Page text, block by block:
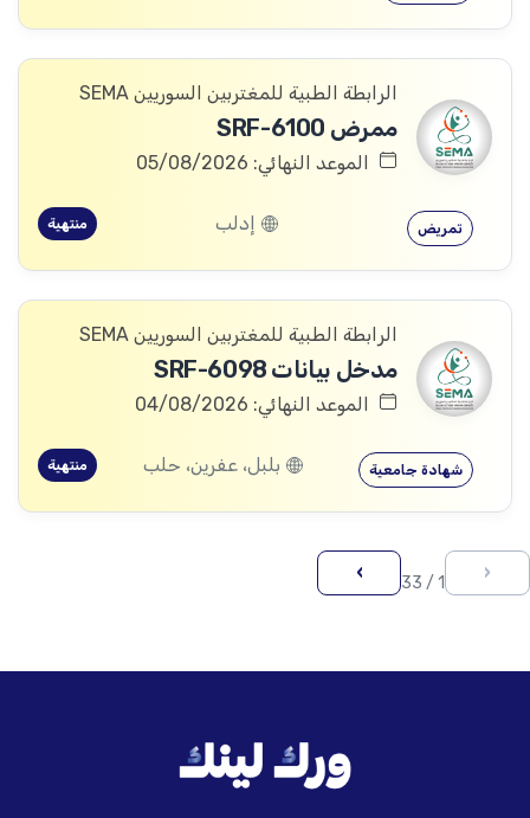
الرابطة الطبية للمغتربين السوريين SEMA
ممرض SRF-6100
الموعد النهائي: 05/08/2026
تمريض إدلب منتهية
الرابطة الطبية للمغتربين السوريين SEMA
مدخل بيانات SRF-6098
الموعد النهائي: 04/08/2026
شهادة جامعية بلبل، عفرين، حلب منتهية
‹
1 / 33
›